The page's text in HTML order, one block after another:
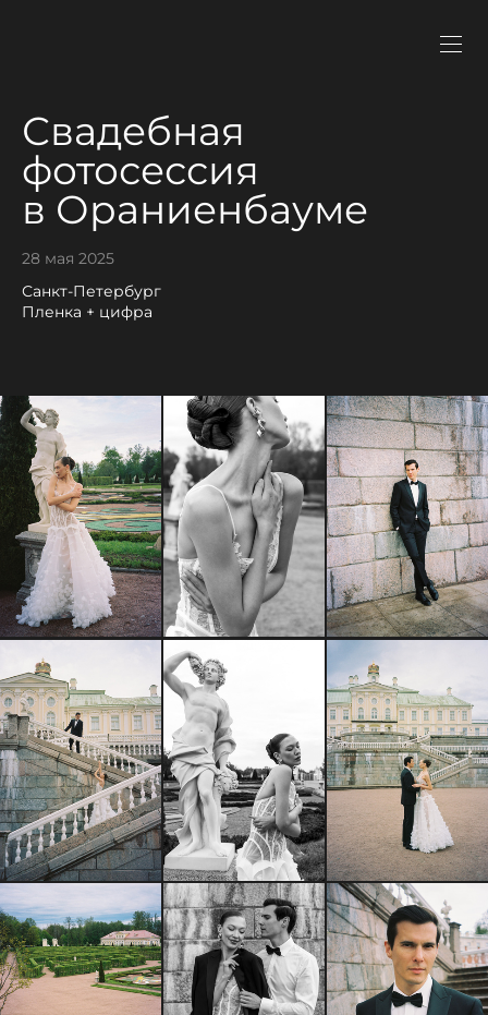
Свадебная
фотосессия
в Ораниенбауме
28 мая 2025
Санкт-Петербург
Пленка + цифра